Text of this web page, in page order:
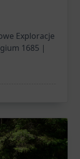
Exploracje
1685 |